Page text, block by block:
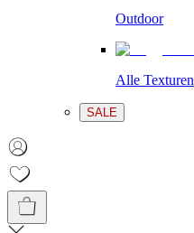
Outdoor
Alle Texturen
SALE